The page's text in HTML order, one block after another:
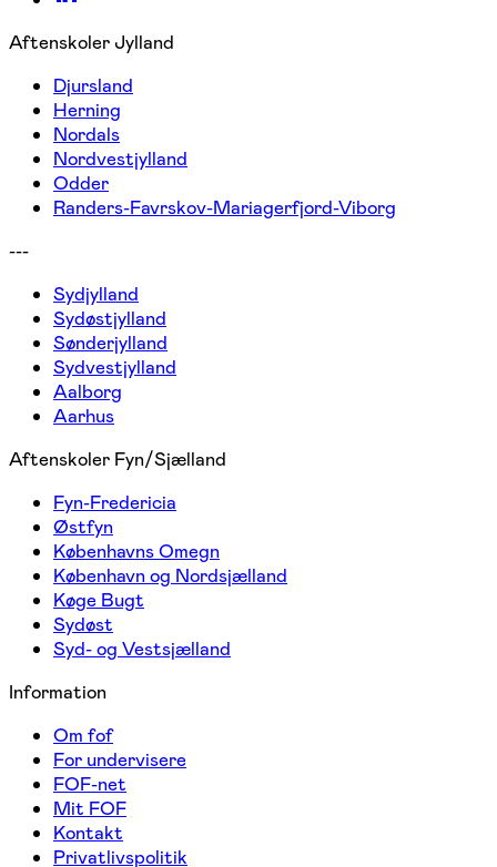
Aftenskoler Jylland
Djursland
Herning
Nordals
Nordvestjylland
Odder
Randers-Favrskov-Mariagerfjord-Viborg
---
Sydjylland
Sydøstjylland
Sønderjylland
Sydvestjylland
Aalborg
Aarhus
Aftenskoler Fyn/Sjælland
Fyn-Fredericia
Østfyn
Københavns Omegn
København og Nordsjælland
Køge Bugt
Sydøst
Syd- og Vestsjælland
Information
Om fof
For undervisere
FOF-net
Mit FOF
Kontakt
Privatlivspolitik